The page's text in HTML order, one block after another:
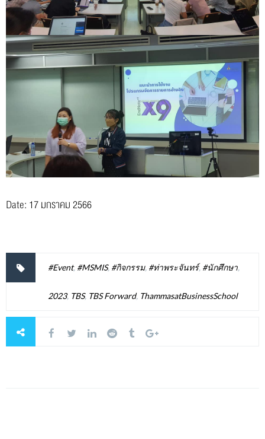
Date: 17 มกราคม 2566
#Event, #MSMIS, #กิจกรรม, #ท่าพระจันทร์, #นักศึกษา,
2023, TBS, TBS Forward, ThammasatBusinessSchool